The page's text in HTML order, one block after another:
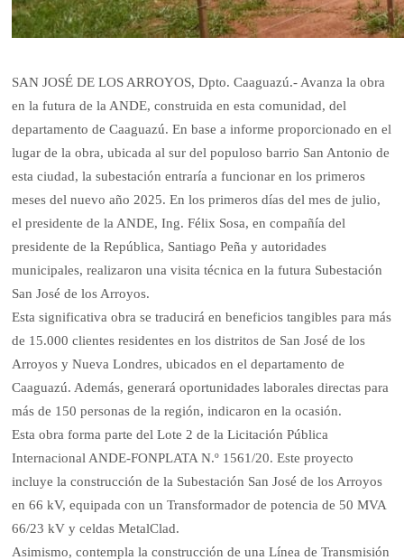
SAN JOSÉ DE LOS ARROYOS, Dpto. Caaguazú.- Avanza la obra
en la futura de la ANDE, construida en esta comunidad, del
departamento de Caaguazú. En base a informe proporcionado en el
lugar de la obra, ubicada al sur del populoso barrio San Antonio de
esta ciudad, la subestación entraría a funcionar en los primeros
meses del nuevo año 2025. En los primeros días del mes de julio,
el presidente de la ANDE, Ing. Félix Sosa, en compañía del
presidente de la República, Santiago Peña y autoridades
municipales, realizaron una visita técnica en la futura Subestación
San José de los Arroyos.
Esta significativa obra se traducirá en beneficios tangibles para más
de 15.000 clientes residentes en los distritos de San José de los
Arroyos y Nueva Londres, ubicados en el departamento de
Caaguazú. Además, generará oportunidades laborales directas para
más de 150 personas de la región, indicaron en la ocasión.
Esta obra forma parte del Lote 2 de la Licitación Pública
Internacional ANDE-FONPLATA N.º 1561/20. Este proyecto
incluye la construcción de la Subestación San José de los Arroyos
en 66 kV, equipada con un Transformador de potencia de 50 MVA
66/23 kV y celdas MetalClad.
Asimismo, contempla la construcción de una Línea de Transmisión